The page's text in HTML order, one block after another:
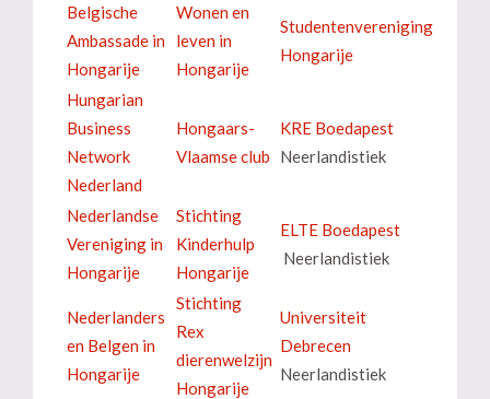
Belgische
Ambassade in
Hongarije
Wonen en
leven in
Hongarije
Studentenvereniging
Hongarije
Hungarian
Business
Network
Nederland
Hongaars-
Vlaamse club
KRE Boedapest
Neerlandistiek
Nederlandse
Vereniging in
Hongarije
Stichting
Kinderhulp
Hongarije
ELTE Boedapest
Neerlandistiek
Nederlanders
en Belgen in
Hongarije
Stichting
Rex
dierenwelzijn
Hongarije
Universiteit
Debrecen
Neerlandistiek